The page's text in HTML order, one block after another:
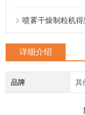
喷雾干燥制粒机
详细介绍
品牌 其